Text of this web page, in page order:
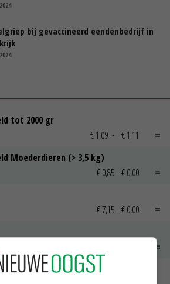
bij gevaccineerd eendenbedrijf in
tot 2000 gr
€ 1,09 ~ € 1,11
Moederdieren (> 3,5 kg)
€ 0,85 € 0,00
€ 7,15 € 0,00
MEER MARKTPRIJZEN